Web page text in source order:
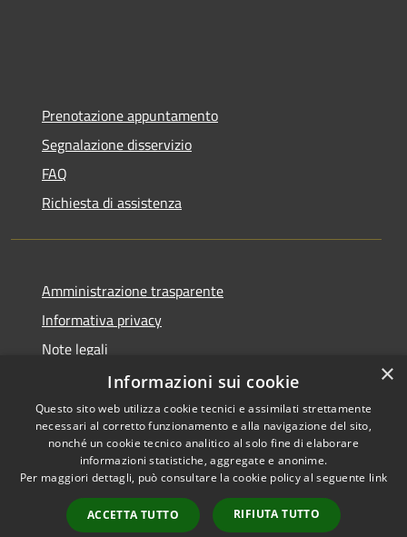
Prenotazione appuntamento
Segnalazione disservizio
FAQ
Richiesta di assistenza
Amministrazione trasparente
Informativa privacy
Note legali
Dichiarazione di accessibilità
RSS
Accessibilità
Copyright © 2026 • Comune di
Municipium•
Accesso
×
Informazioni sui cookie
Questo sito web utilizza cookie tecnici e assimilati strettamente
necessari al corretto funzionamento e alla navigazione del sito,
nonché un cookie tecnico analitico al solo fine di elaborare
informazioni statistiche, aggregate e anonime.
Per maggiori dettagli, può consultare la cookie policy al seguente link
ACCETTA TUTTO RIFIUTA TUTTO